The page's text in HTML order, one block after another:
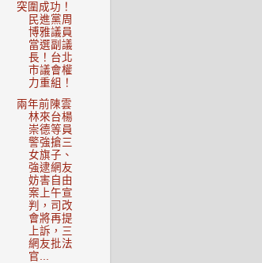
突圍成功！
民進黨周
博雅議員
當選副議
長！台北
市議會權
力重組！
兩年前陳雲
林來台楊
崇德等員
警強搶三
女旗子、
強逮網友
妨害自由
案上午宣
判，司改
會將再提
上訴，三
網友批法
官...